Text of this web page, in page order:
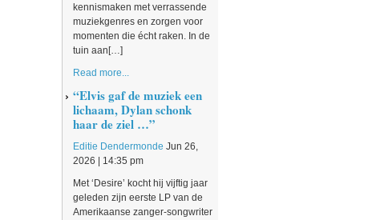
kennismaken met verrassende
muziekgenres en zorgen voor
momenten die écht raken. In de
tuin aan[…]
Read more...
“Elvis gaf de muziek een
lichaam, Dylan schonk
haar de ziel …”
Editie Dendermonde Jun 26,
2026 | 14:35 pm
Met ‘Desire’ kocht hij vijftig jaar
geleden zijn eerste LP van de
Amerikaanse zanger-songwriter